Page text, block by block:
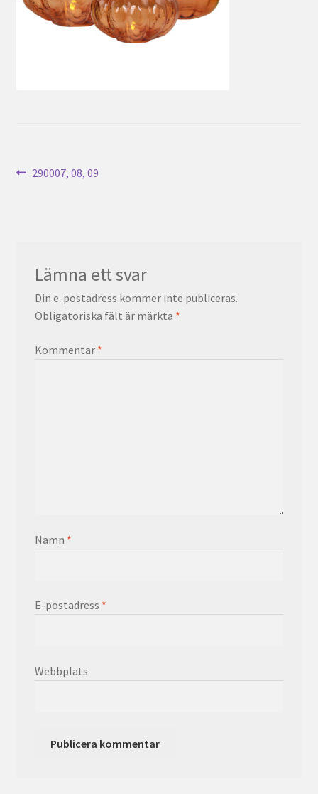
Inläggsnavigering
Föregående
290007, 08, 09
Lämna ett svar
Din e-postadress kommer inte publiceras.
Obligatoriska fält är märkta *
Kommentar *
Namn *
E-postadress *
Webbplats